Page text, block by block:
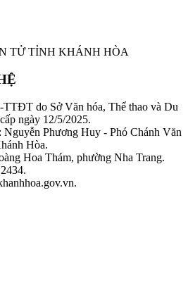
TỬ TỈNH KHÁNH HÒA
TTĐT do Sở Văn hóa, Thể thao và Du
ngày 12/5/2025.
Nguyễn Phương Huy - Phó Chánh Văn
Hòa.
Hoa Thám, phường Nha Trang.